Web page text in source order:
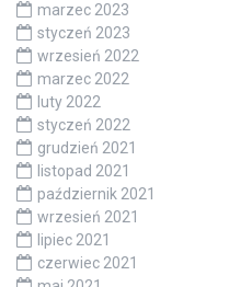
marzec 2023
styczeń 2023
wrzesień 2022
marzec 2022
luty 2022
styczeń 2022
grudzień 2021
listopad 2021
październik 2021
wrzesień 2021
lipiec 2021
czerwiec 2021